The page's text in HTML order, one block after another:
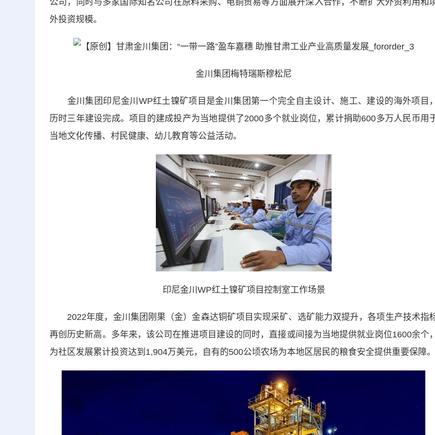
公司，同时与多家国际知名公司在原料采购、电铜贸易等方面展开深入合作，不断扩大外资利用和
外投资规模。
金川集团梅特瑞斯穆松尼
金川集团印尼金川WP红土镍矿项目是金川集团第一个完全自主设计、施工、建设的海外项目，
历时三年建设完成。项目的建成投产为当地提供了2000多个就业岗位，累计捐助600多万人民币用
当地文化传播、村民健康、幼儿教育等公益活动。
印尼金川WP红土镍矿项目控制室工作场景
2022年度，金川集团刚果（金）金森达铜矿项目实现采矿、选矿能力双提升，各项生产技术指
再创历史新高。多年来，该公司在推进项目建设的同时，直接或间接为当地提供就业岗位1600余个，
为社区发展累计投资达到1,904万美元，自有的500公顷农场为本地区居民的粮食安全提供重要保障。